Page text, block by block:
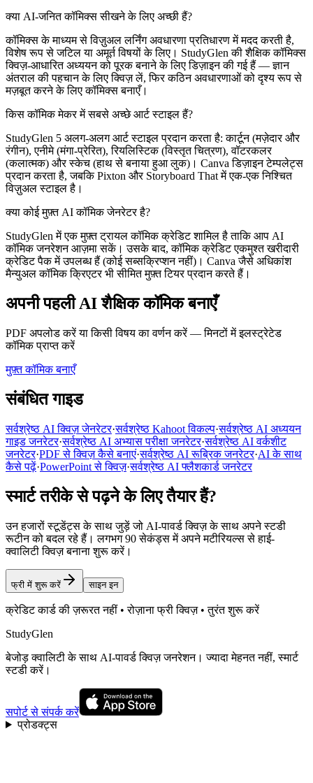
क्या AI-जनित कॉमिक्स सीखने के लिए अच्छी हैं?
कॉमिक्स के माध्यम से विज़ुअल लर्निंग अवधारणा प्रतिधारण में मदद करती है,
विशेष रूप से जटिल या अमूर्त विषयों के लिए। StudyGlen की शैक्षिक कॉमिक्स
क्विज़-आधारित अध्ययन को पूरक बनाने के लिए डिज़ाइन की गई हैं — ज्ञान
अंतराल की पहचान के लिए क्विज़ लें, फिर कठिन अवधारणाओं को दृश्य रूप से
मज़बूत करने के लिए कॉमिक्स बनाएँ।
किस कॉमिक मेकर में सबसे अच्छे आर्ट स्टाइल हैं?
StudyGlen 5 अलग-अलग आर्ट स्टाइल प्रदान करता है: कार्टून (मज़ेदार और
रंगीन), एनीमे (मंगा-प्रेरित), रियलिस्टिक (विस्तृत चित्रण), वॉटरकलर
(कलात्मक) और स्केच (हाथ से बनाया हुआ लुक)। Canva डिज़ाइन टेम्पलेट्स
प्रदान करता है, जबकि Pixton और Storyboard That में एक-एक निश्चित
विज़ुअल स्टाइल है।
क्या कोई मुफ़्त AI कॉमिक जेनरेटर है?
StudyGlen में एक मुफ़्त ट्रायल कॉमिक क्रेडिट शामिल है ताकि आप AI
कॉमिक जनरेशन आज़मा सकें। उसके बाद, कॉमिक क्रेडिट एकमुश्त खरीदारी
क्रेडिट पैक में उपलब्ध हैं (कोई सब्सक्रिप्शन नहीं)। Canva जैसे अधिकांश
मैन्युअल कॉमिक क्रिएटर भी सीमित मुफ़्त टियर प्रदान करते हैं।
अपनी पहली AI शैक्षिक कॉमिक बनाएँ
PDF अपलोड करें या किसी विषय का वर्णन करें — मिनटों में इलस्ट्रेटेड
कॉमिक प्राप्त करें
मुफ़्त कॉमिक बनाएँ
संबंधित गाइड
सर्वश्रेष्ठ AI क्विज़ जेनरेटर·सर्वश्रेष्ठ Kahoot विकल्प·सर्वश्रेष्ठ AI अध्ययन
गाइड जनरेटर·सर्वश्रेष्ठ AI अभ्यास परीक्षा जनरेटर·सर्वश्रेष्ठ AI वर्कशीट
जनरेटर·PDF से क्विज़ कैसे बनाएं·सर्वश्रेष्ठ AI रूब्रिक जनरेटर·AI के साथ
कैसे पढ़ें·PowerPoint से क्विज़·सर्वश्रेष्ठ AI फ्लैशकार्ड जनरेटर
स्मार्ट तरीके से पढ़ने के लिए तैयार हैं?
उन हजारों स्टूडेंट्स के साथ जुड़ें जो AI-पावर्ड क्विज़ के साथ अपने स्टडी
रूटीन को बदल रहे हैं। लगभग 90 सेकंड्स में अपने मटीरियल्स से हाई-
क्वालिटी क्विज़ बनाना शुरू करें।
फ्री में शुरू करें साइन इन
क्रेडिट कार्ड की ज़रूरत नहीं • रोज़ाना फ्री क्विज़ • तुरंत शुरू करें
StudyGlen
बेजोड़ क्वालिटी के साथ AI-पावर्ड क्विज़ जनरेशन। ज्यादा मेहनत नहीं, स्मार्ट
स्टडी करें।
सपोर्ट से संपर्क करें
प्रोडक्ट्स